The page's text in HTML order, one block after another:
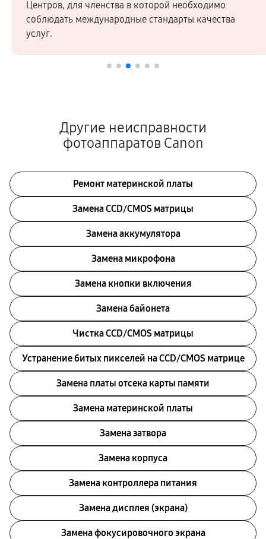
Центров, для членства в которой необходимо
соблюдать международные стандарты качества
услуг.
Другие неисправности
фотоаппаратов Canon
Ремонт материнской платы
Замена CCD/CMOS матрицы
Замена аккумулятора
Замена микрофона
Замена кнопки включения
Замена байонета
Чистка CCD/CMOS матрицы
Устранение битых пикселей на CCD/CMOS матрице
Замена платы отсека карты памяти
Замена материнской платы
Замена затвора
Замена корпуса
Замена контроллера питания
Замена дисплея (экрана)
Замена фокусировочного экрана